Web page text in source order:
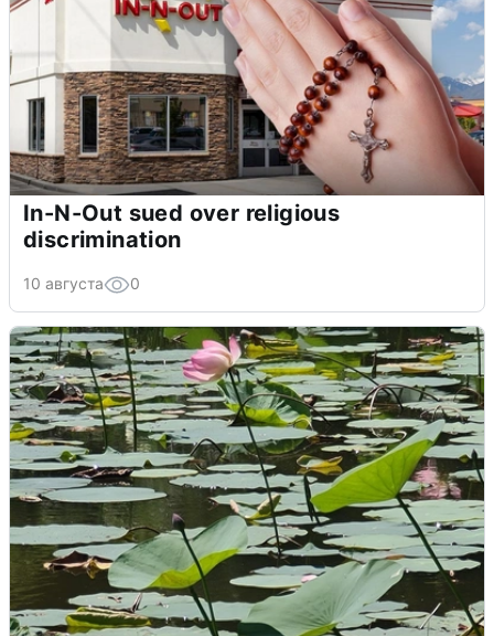
In-N-Out sued over religious
discrimination
10 августа 0